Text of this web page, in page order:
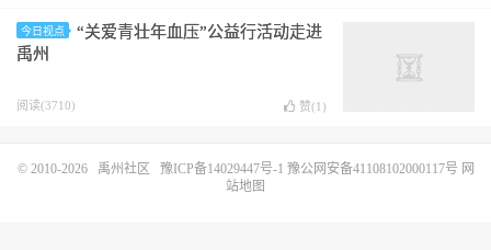
今日视点
“关爱青壮年血压”公益行活动走进
禹州
阅读(3710) 赞(1 )
© 2010-2026 禹州社区 豫ICP备14029447号-1 豫公网安备41108102000117号 网
站地图